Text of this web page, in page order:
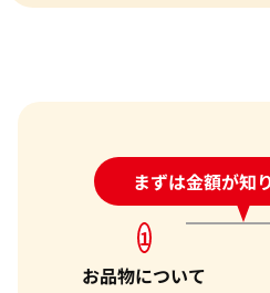
まずは金額が知
24時間受付中!問い
1
お品物について